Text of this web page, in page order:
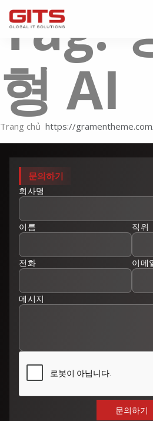
Tag:
형 AI
Trang chủ
문의하기
회사명
이름 직위
전화 이메
메시지